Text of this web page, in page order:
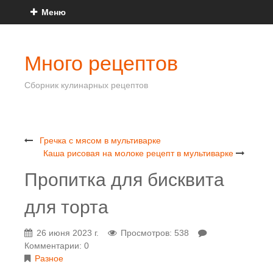
Меню
Много рецептов
Сборник кулинарных рецептов
Гречка с мясом в мультиварке
Каша рисовая на молоке рецепт в мультиварке
Пропитка для бисквита
для торта
26 июня 2023 г.
Просмотров: 538
Комментарии: 0
Разное